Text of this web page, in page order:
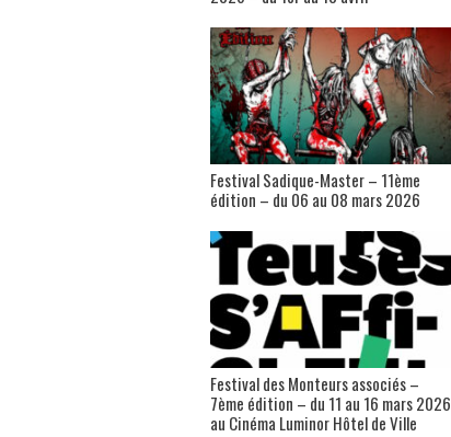
Festival Sadique-Master – 11ème
édition – du 06 au 08 mars 2026
Festival des Monteurs associés –
7ème édition – du 11 au 16 mars 2026
au Cinéma Luminor Hôtel de Ville